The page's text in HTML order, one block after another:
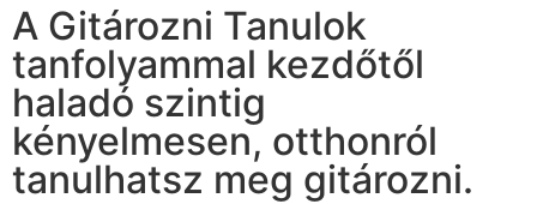
A Gitározni Tanulok
tanfolyammal kezdőtől
haladó szintig
kényelmesen, otthonról
tanulhatsz meg gitározni.